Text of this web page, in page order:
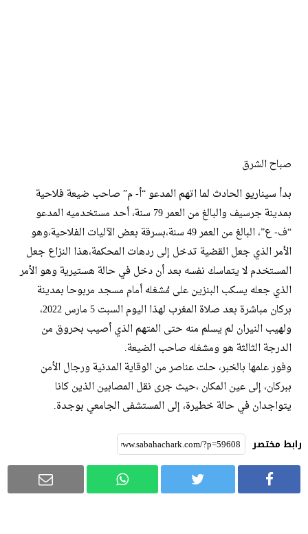
صباح الشرق
بدأ سيناريو الحادث لما اتهم المدعو “أ- م” صاحب ضيعة فلاحية
بمدينة جرسيف والبالغ من العمر 79 سنة، أحد مستخدميه المدعو
“ف- ع”، البالغ من العمر 49 سنة،بسرقة بعض الآليات الفلاحية،وهو
الأمر الذي جعل القضية تدخل إلى ردهات المحكمة،هذا النزاع جعل
المستخدم لا يتماسك نفسه بعد أن دخل في حالة هستيرية وهو الأمر
الذي جعله يسكب البنزين على مُشغله أمام مسجد مربوحا بمدينة
بركان مباشرة بعد صلاة المغرب لهذا اليوم السبت 5 مارس 2022،
ولهيب النيران لم يسلم منه حتى المتهم الذي أصيب بحروق من
الدرجة الثالثة هو ومشغله صاحب الضيعة.
وفور علمها بالخبر، حلت عناصر من الوقاية المدنية ورجال الأمن
ببركان، إلى عين المكان ،حيث جرى نقل المصابين الذين كانا
يتواجدان في حالة خطيرة، إلى المستشفى الجامعي بوجدة.
رابط مختصر